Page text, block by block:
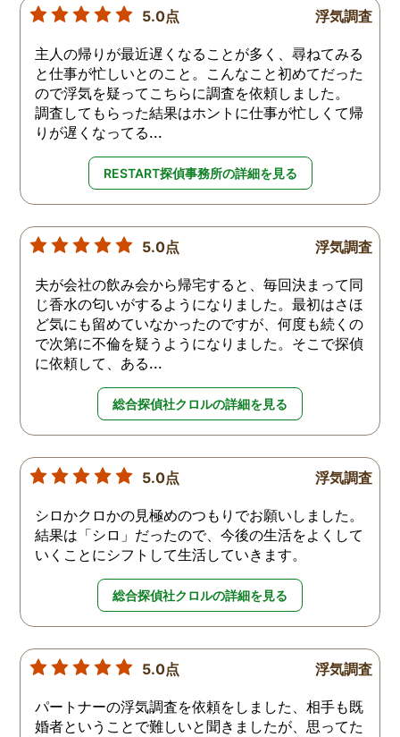
5.0点 浮気調査
主人の帰りが最近遅くなることが多く、尋ねてみる
と仕事が忙しいとのこと。こんなこと初めてだった
ので浮気を疑ってこちらに調査を依頼しました。
調査してもらった結果はホントに仕事が忙しくて帰
りが遅くなってる...
RESTART探偵事務所の詳細を見る
5.0点 浮気調査
夫が会社の飲み会から帰宅すると、毎回決まって同
じ香水の匂いがするようになりました。最初はさほ
ど気にも留めていなかったのですが、何度も続くの
で次第に不倫を疑うようになりました。そこで探偵
に依頼して、ある...
総合探偵社クロルの詳細を見る
5.0点 浮気調査
シロかクロかの見極めのつもりでお願いしました。
結果は「シロ」だったので、今後の生活をよくして
いくことにシフトして生活していきます。
総合探偵社クロルの詳細を見る
5.0点 浮気調査
パートナーの浮気調査を依頼をしました、相手も既
婚者ということで難しいと聞きましたが、思ってた